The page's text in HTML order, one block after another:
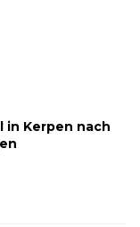
Kerpen nach